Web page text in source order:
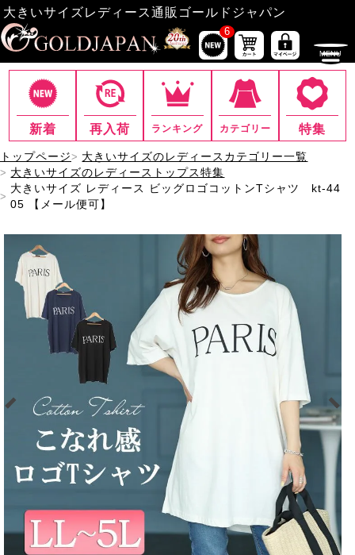
大きいサイズレディース通販ゴールドジャパン
6
新着 再入荷 ランキング カテゴリー 特集
トップページ
大きいサイズのレディースカテゴリー一覧
大きいサイズのレディーストップス特集
大きいサイズ レディース ビッグロゴコットンTシャツ kt-44
05 【メール便可】